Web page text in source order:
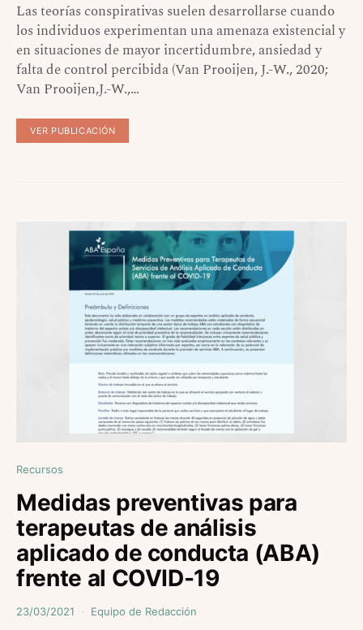
Las teorías conspirativas suelen desarrollarse cuando
los individuos experimentan una amenaza existencial y
en situaciones de mayor incertidumbre, ansiedad y
falta de control percibida (Van Prooijen, J.-W., 2020;
Van Prooijen,J.-W.,…
VER PUBLICACIÓN
Recursos
Medidas preventivas para
terapeutas de análisis
aplicado de conducta (ABA)
frente al COVID-19
23/03/2021 Equipo de Redacción